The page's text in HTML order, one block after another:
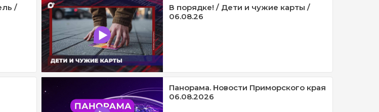
/
В порядке! / Дети и чужие карты /
06.08.26
Панорама. Новости Приморского края
06.08.2026